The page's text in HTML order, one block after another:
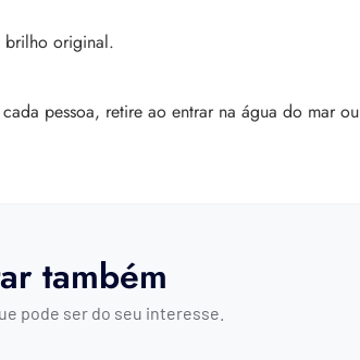
brilho original.
pessoa, retire ao entrar na água do mar
também
pode ser do seu interesse.